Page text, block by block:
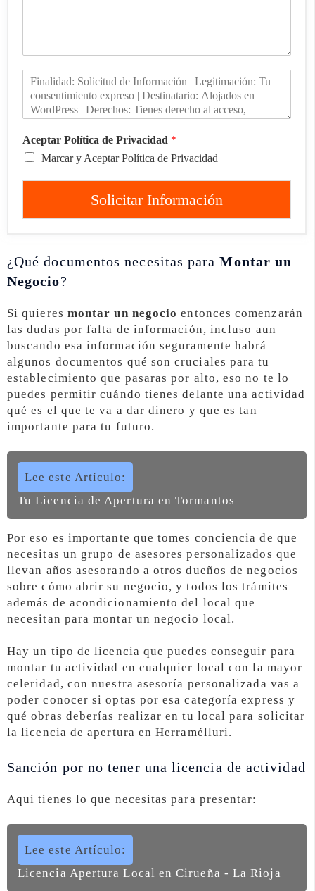
Aceptar Política de Privacidad *
Marcar y Aceptar Política de Privacidad
Solicitar Información
¿Qué documentos necesitas paraMontar un
Negocio?
Si quieres montar un negocio entonces comenzarán
las dudas por falta de información, incluso aun
buscando esa información seguramente habrá
algunos documentos qué son cruciales para tu
establecimiento que pasaras por alto, eso no te lo
puedes permitir cuándo tienes delante una actividad
qué es el que te va a dar dinero y que es tan
importante para tu futuro.
Lee este Artículo:
Tu Licencia de Apertura en Tormantos
Por eso es importante que tomes conciencia de que
necesitas un grupo de asesores personalizados que
llevan años asesorando a otros dueños de negocios
sobre cómo abrir su negocio, y todos los trámites
además de acondicionamiento del local que
necesitan para montar un negocio local.
Hay un tipo de licencia que puedes conseguir para
montar tu actividad en cualquier local con la mayor
celeridad, con nuestra asesoría personalizada vas a
poder conocer si optas por esa categoría express y
qué obras deberías realizar en tu local para solicitar
la licencia de apertura en Herramélluri.
Sanción por no tener una licencia de actividad
Aqui tienes lo que necesitas para presentar:
Lee este Artículo:
Licencia Apertura Local en Cirueña - La Rioja